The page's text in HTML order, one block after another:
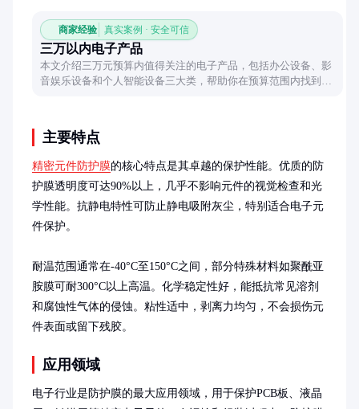
商家经验 真实案例 · 安全可信
三万以内电子产品
本文介绍三万元预算内值得关注的电子产品，包括办公设备、影
音娱乐设备和个人智能设备三大类，帮助你在预算范围内找到合
主要特点
精密元件防护膜的核心特点是其卓越的保护性能。优质的防
护膜透明度可达90%以上，几乎不影响元件的视觉检查和光
学性能。抗静电特性可防止静电吸附灰尘，特别适合电子元
件保护。
耐温范围通常在-40°C至150°C之间，部分特殊材料如聚酰亚
胺膜可耐300°C以上高温。化学稳定性好，能抵抗常见溶剂
和腐蚀性气体的侵蚀。粘性适中，剥离力均匀，不会损伤元
件表面或留下残胶。
应用领域
电子行业是防护膜的最大应用领域，用于保护PCB板、液晶